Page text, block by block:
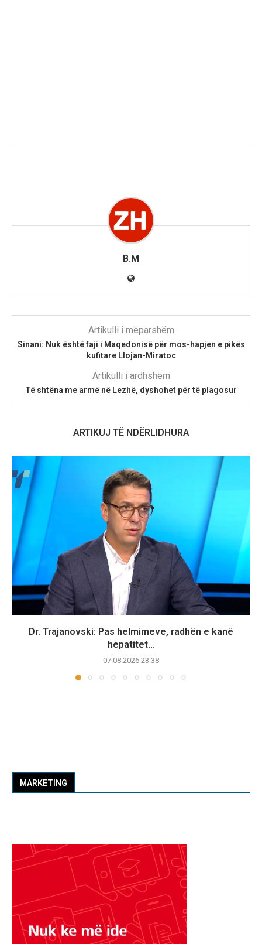
B.M
Artikulli i mëparshëm
Sinani: Nuk është faji i Maqedonisë për mos-hapjen e pikës
kufitare Llojan-Miratoc
Artikulli i ardhshëm
Të shtëna me armë në Lezhë, dyshohet për të plagosur
ARTIKUJ TË NDËRLIDHURA
Dr. Trajanovski: Pas helmimeve, radhën e kanë
hepatitet...
07.08.2026 23:38
MARKETING